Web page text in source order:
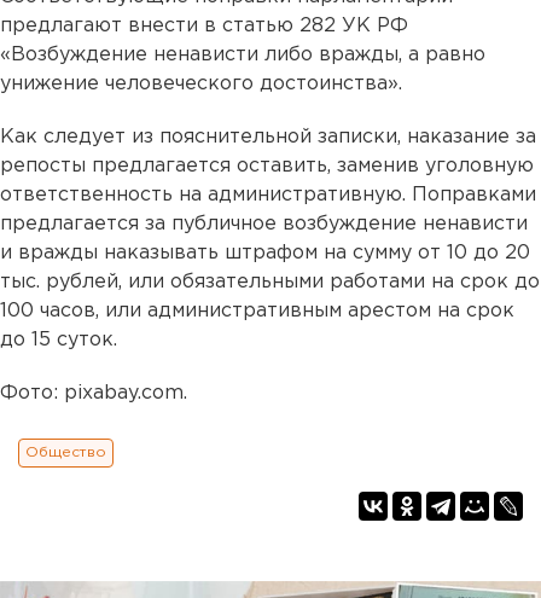
предлагают внести в статью 282 УК РФ
«Возбуждение ненависти либо вражды, а равно
унижение человеческого достоинства».
Как следует из пояснительной записки, наказание за
репосты предлагается оставить, заменив уголовную
ответственность на административную. Поправками
предлагается за публичное возбуждение ненависти
и вражды наказывать штрафом на сумму от 10 до 20
тыс. рублей, или обязательными работами на срок до
100 часов, или административным арестом на срок
до 15 суток.
Фото: pixabay.com.
Общество